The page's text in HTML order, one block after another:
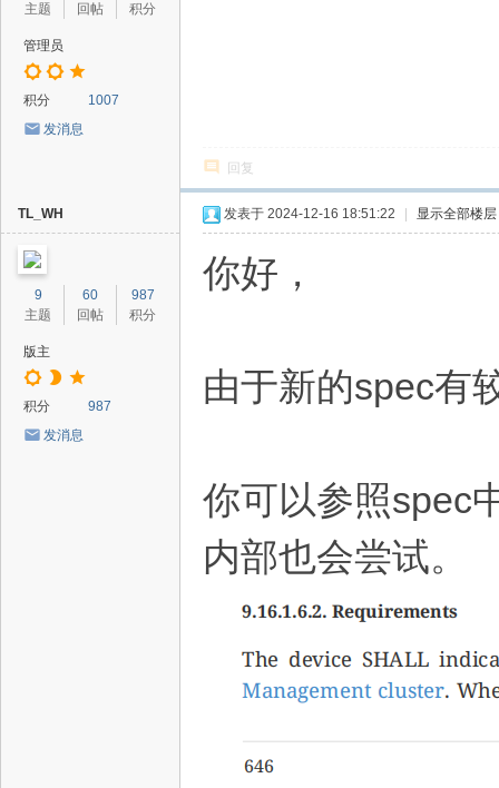
主题 回帖 积分
管理员
积分
1007
发消息
回复
TL_WH
9
主题
60
回帖
987
积分
版主
积分
987
发消息
发表于 2024-12-16 18:51:22 显示全部楼层
你好，
由于新的spec有
你可以参照spec
内部也会尝试。